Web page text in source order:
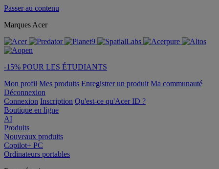
Passer au contenu
Marques Acer
-15% POUR LES ÉTUDIANTS
Mon profil Mes produits Enregistrer un produit Ma communauté
Déconnexion
Connexion Inscription Qu'est-ce qu'Acer ID ?
Boutique en ligne
AI
Produits
Nouveaux produits
Copilot+ PC
Ordinateurs portables